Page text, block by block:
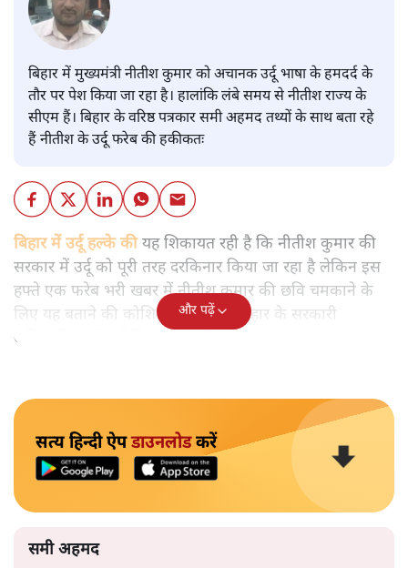
बिहार में मुख्यमंत्री नीतीश कुमार को अचानक उर्दू भाषा के हमदर्द के
तौर पर पेश किया जा रहा है। हालांकि लंबे समय से नीतीश राज्य के
सीएम हैं। बिहार के वरिष्ठ पत्रकार समी अहमद तथ्यों के साथ बता रहे
हैं नीतीश के उर्दू फरेब की हकीकतः
बिहार में उर्दू हल्के कीयह शिकायत रही है कि नीतीश कुमार की
सरकार में उर्दू को पूरी तरह दरकिनार किया जा रहा है लेकिन इस
हफ्ते एक फरेब भरी खबर में नीतीश कुमार की छवि चमकाने के
लिए यह बताने की कोशिश की गई कि बिहार के सरकारी
अधिकारियों को उर्दू सिखाई जाएगी।
और पढ़ें
सत्य हिन्दी ऐपडाउनलोडकरें
समी अहमद